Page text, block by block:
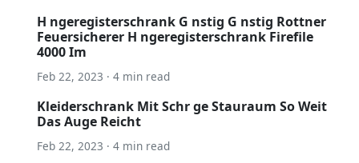
H ngeregisterschrank G nstig G nstig Rottner
Feuersicherer H ngeregisterschrank Firefile
4000 Im
Feb 22, 2023 · 4 min read
Kleiderschrank Mit Schr ge Stauraum So Weit
Das Auge Reicht
Feb 22, 2023 · 4 min read